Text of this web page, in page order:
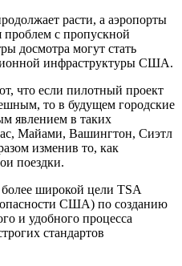
расти, а аэропорты
с пропускной
досмотра могут стать
инфраструктуры США.
что если пилотный проект
то в будущем городские
явлением в таких
Майами, Вашингтон, Сиэтл
изменив то, как
поездки.
более широкой цели TSA
США) по созданию
и удобного процесса
стандартов